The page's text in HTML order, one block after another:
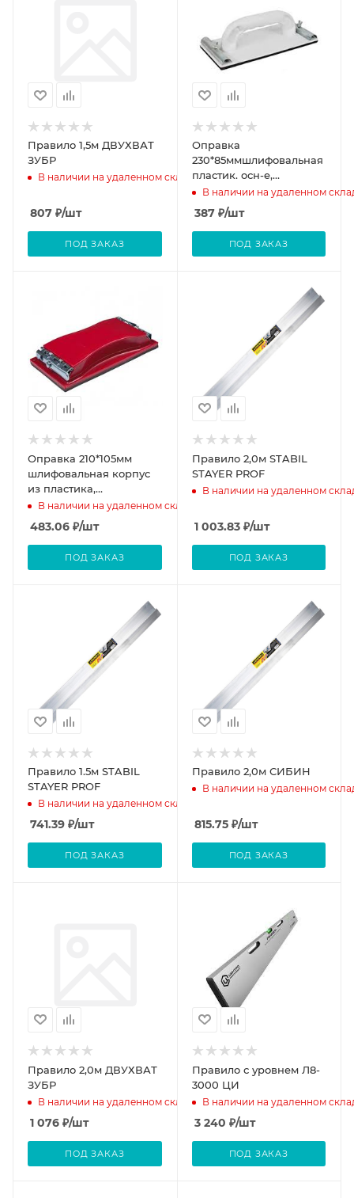
Правило 1,5м ДВУХВАТ
ЗУБР
В наличии на удаленном складе
807 ₽/шт
ПОД ЗАКАЗ
Оправка
230*85ммшлифовальная
пластик. осн-е,
накладка из мягкой
синтет.резины,
мет.зажимы
В наличии на удаленном
387₽/шт
ПОД ЗАКАЗ
Оправка 210*105мм
шлифовальная корпус
из пластика,
металлические зажимы
В наличии на удаленном складе
483.06 ₽/шт
ПОД ЗАКАЗ
Правило 2,0м STABIL
STAYER PROF
В наличии на удаленном
1 003.83₽/шт
ПОД ЗАКАЗ
Правило 1.5м STABIL
STAYER PROF
В наличии на удаленном складе
741.39 ₽/шт
ПОД ЗАКАЗ
Правило 2,0м СИБИН
В наличии на удаленном
815.75₽/шт
ПОД ЗАКАЗ
Правило 2,0м ДВУХВАТ
ЗУБР
В наличии на удаленном складе
1 076 ₽/шт
ПОД ЗАКАЗ
Правило с уровнем Л8-
3000 ЦИ
В наличии на удаленном
3 240 ₽/шт
ПОД ЗАКАЗ